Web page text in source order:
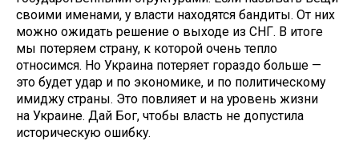
своими именами, у власти находятся бандиты. От них
можно ожидать решение о выходе из СНГ. В итоге
мы потеряем страну, к которой очень тепло
относимся. Но Украина потеряет гораздо больше —
это будет удар и по экономике, и по политическому
имиджу страны. Это повлияет и на уровень жизни
на Украине. Дай Бог, чтобы власть не допустила
историческую ошибку.